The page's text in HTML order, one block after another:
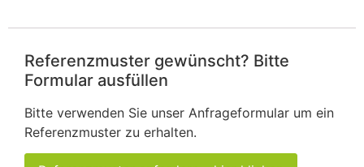
Referenzmuster gewünscht? Bitte
Formular ausfüllen
Bitte verwenden Sie unser Anfrageformular um ein
Referenzmuster zu erhalten.